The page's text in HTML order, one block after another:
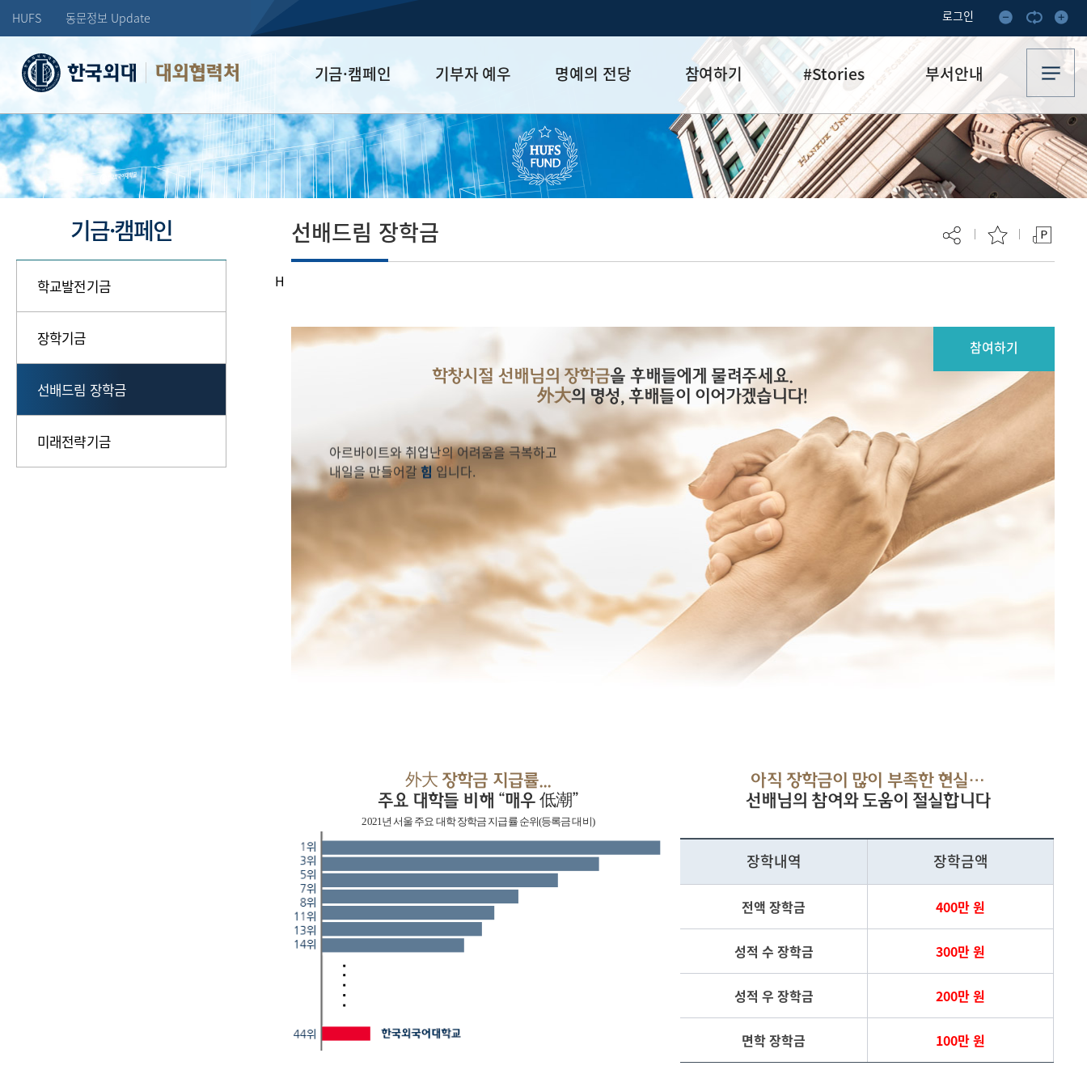
HUFS 동문정보 Update 로그인
대외협력처 기금·캠페인
학교발전기금
장학기금
선배드림 장학금
기부자 예우
예우 프로그램
세제 혜택
명예의 전당
HUFS Honor
Diamond Club
Platinum Club
참여하기
참여방법
기부하기
잠재기부자 추천
#Stories
기부·수혜스토리
기금소식
이달의 기부자
부서안내
업무안내
오시는 길
기금·캠페인
학교발전기금
장학기금
선배드림 장학금
미래전략기금
H
선배드림 장학금
참여하기
학창시절 선배님의 장학금을 후배들에게 물려주세요.
外大의 명성, 후배들이 이어가겠습니다!
학창시절 선배님의 그 당시 어려움을 극복하고 오늘을 있게 한
아르바이트와 취업난의 어려움을 극복하고
내일을 만들어갈힘입니다.
外大 장학금 지급률...
주요 대학들 비해 “매우 低潮”
2021년 서울 주요 대학 장학금 지급률 순위(등록금 대비)
아직 장학금이 많이 부족한 현실…
선배님의 참여와 도움이 절실합니다
장학내역 장학금액
전액 장학금 400만 원
성적 수 장학금 300만 원
성적 우 장학금 200만 원
면학 장학금 100만 원